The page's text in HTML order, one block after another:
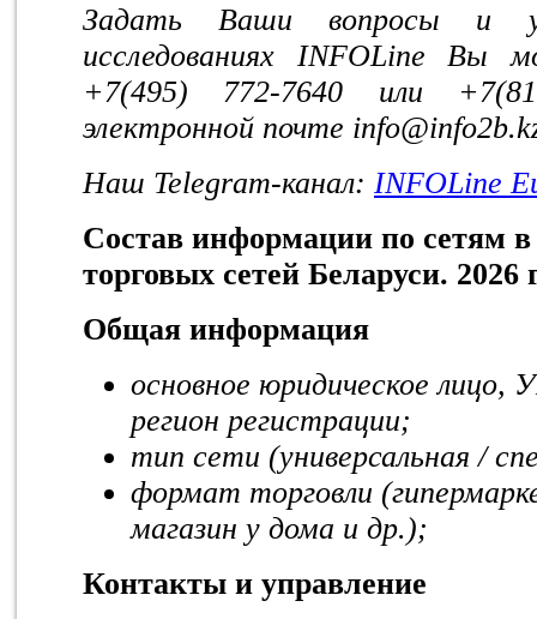
Задать Ваши вопросы и
исследованиях INFOLine Вы
+7(495) 772-7640 или
электронной почте info@info2b.
Наш Telegram-канал: INFOLine
Состав информации по сетям
торговых сетей Беларуси. 2026
Общая информация
основное юридическое
регион регистрации;
тип сети (универсальная /
формат торговли
магазин у дома и др.);
Контакты и управление